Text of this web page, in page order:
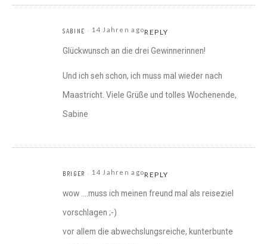
SABINE 14 Jahren agoREPLY
Glückwunsch an die drei Gewinnerinnen!
Und ich seh schon, ich muss mal wieder nach
Maastricht. Viele Grüße und tolles Wochenende,
Sabine
BRIGER 14 Jahren agoREPLY
wow ….muss ich meinen freund mal als reiseziel
vorschlagen ;-)
vor allem die abwechslungsreiche, kunterbunte